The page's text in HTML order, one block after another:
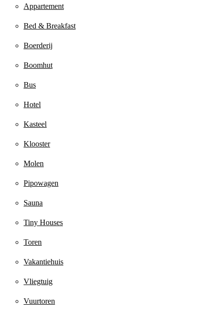
Appartement
Bed & Breakfast
Boerderij
Boomhut
Bus
Hotel
Kasteel
Klooster
Molen
Pipowagen
Sauna
Tiny Houses
Toren
Vakantiehuis
Vliegtuig
Vuurtoren